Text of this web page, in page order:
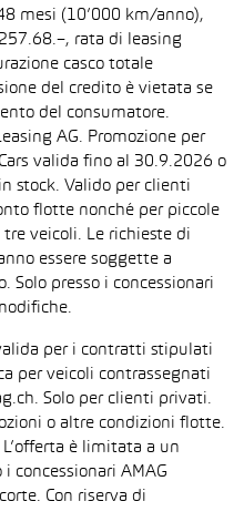
mesi (10’000 km/anno),
rata di leasing
casco totale
del credito è vietata se
del consumatore.
AG. Promozione per
valida fino al 30.9.2026 o
stock. Valido per clienti
flotte nonché per piccole
veicoli. Le richieste di
essere soggette a
Solo presso i concessionari
per i contratti stipulati
per veicoli contrassegnati
Solo per clienti privati.
o altre condizioni flotte.
è limitata a un
concessionari AMAG
Con riserva di